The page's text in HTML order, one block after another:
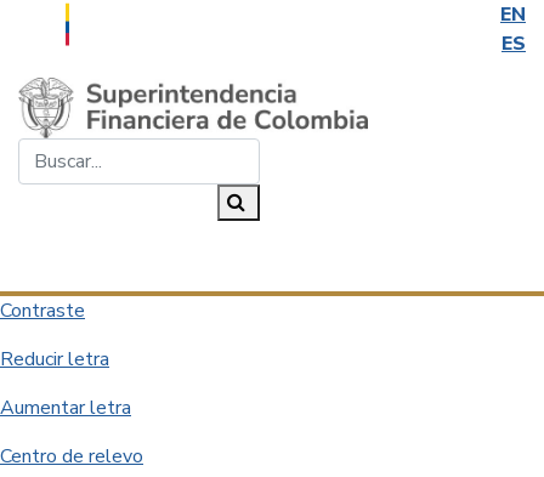
EN
ES
Saltar al contenido principal
Contraste
Reducir letra
Aumentar letra
Centro de relevo